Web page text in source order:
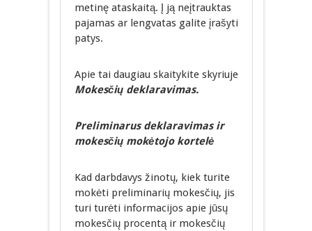
metinę ataskaitą. Į ją neįtrauktas
pajamas ar lengvatas galite įrašyti
patys.
Apie tai daugiau skaitykite skyriuje
Mokesčių deklaravimas.
Preliminarus deklaravimas ir
mokesčių mokėtojo kortelė
Kad darbdavys žinotų, kiek turite
mokėti preliminarių mokesčių, jis
turi turėti informacijos apie jūsų
mokesčių procentą ir mokesčių